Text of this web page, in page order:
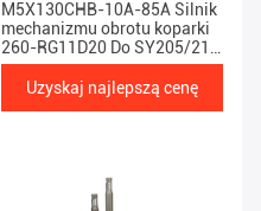
M5X130CHB-10A-85A Silnik
mechanizmu obrotu koparki
260-RG11D20 Do SY205/215
-RG11D
Uzyskaj najlepszą cenę